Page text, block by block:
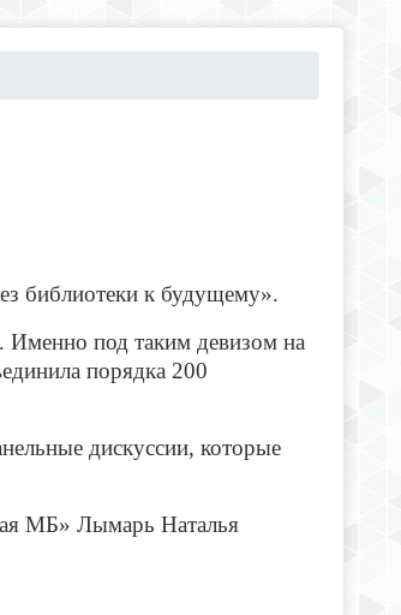
библиотеки к будущему».
Именно под таким девизом на
порядка 200
дискуссии, которые
МБ» Лымарь Наталья